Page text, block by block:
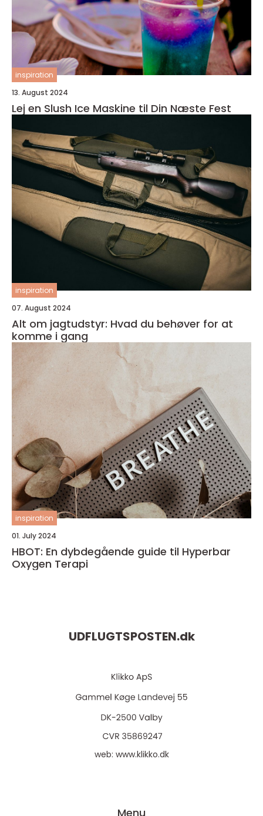
inspiration
13. August 2024
Lej en Slush Ice Maskine til Din Næste Fest
inspiration
07. August 2024
Alt om jagtudstyr: Hvad du behøver for at
komme i gang
inspiration
01. July 2024
HBOT: En dybdegående guide til Hyperbar
Oxygen Terapi
UDFLUGTSPOSTEN.dk
web: www.klikko.dk
Menu